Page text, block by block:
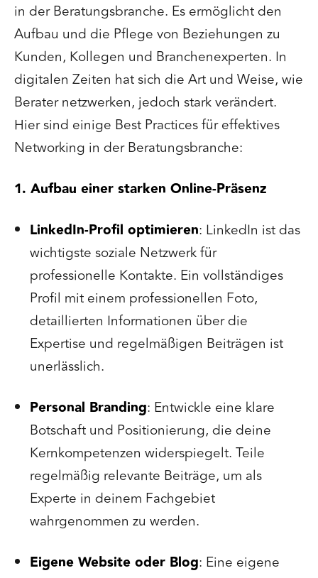
in der Beratungsbranche. Es ermöglicht den
Aufbau und die Pflege von Beziehungen zu
Kunden, Kollegen und Branchenexperten. In
digitalen Zeiten hat sich die Art und Weise, wie
Berater netzwerken, jedoch stark verändert.
Hier sind einige Best Practices für effektives
Networking in der Beratungsbranche:
1. Aufbau einer starken Online-Präsenz
LinkedIn-Profil optimieren: LinkedIn ist das
wichtigste soziale Netzwerk für
professionelle Kontakte. Ein vollständiges
Profil mit einem professionellen Foto,
detaillierten Informationen über die
Expertise und regelmäßigen Beiträgen ist
unerlässlich.
Personal Branding: Entwickle eine klare
Botschaft und Positionierung, die deine
Kernkompetenzen widerspiegelt. Teile
regelmäßig relevante Beiträge, um als
Experte in deinem Fachgebiet
wahrgenommen zu werden.
Eigene Website oder Blog: Eine eigene